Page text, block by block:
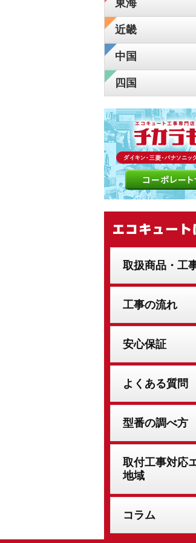
東海
近畿
中国
四国
取扱商品・工
工事の流れ
安心保証
よくある質問
型番の調べ方
取付工事対応
地域
コラム